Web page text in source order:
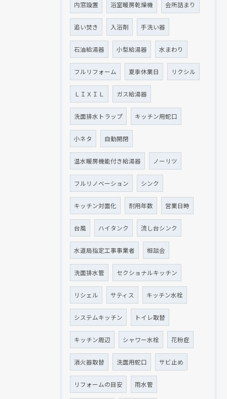
内窓設置 浴室暖房乾燥機 会所詰まり
追い焚き 入浴剤 手洗い器
石油給湯器 小型給湯器 水まわり
フルリフォーム 夏季休業日 リクシル
ＬＩＸＩＬ ガス給湯器
洗面排水トラップ キッチン用蛇口
小ネタ 自動開閉
温水暖房機能付き給湯器 ノーリツ
フルリノベーション シンク
キッチン対面化 耐用年数 営業日時
台風 ハイタンク 流し台シンク
水道局指定工事事業者 相談会
洗面排水管 セクショナルキッチン
リシェル サティス キッチン水栓
システムキッチン トイレ取替
キッチン周辺 シャワー水栓 花粉症
消火器取替 洗面用蛇口 サビ止め
リフォームの目安 雨水管
クリックでチラシのページにジャンプします
クリックでチラシのページにジャンプします